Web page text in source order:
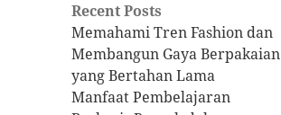
Recent Posts
Memahami Tren Fashion dan
Membangun Gaya Berpakaian
yang Bertahan Lama
Manfaat Pembelajaran